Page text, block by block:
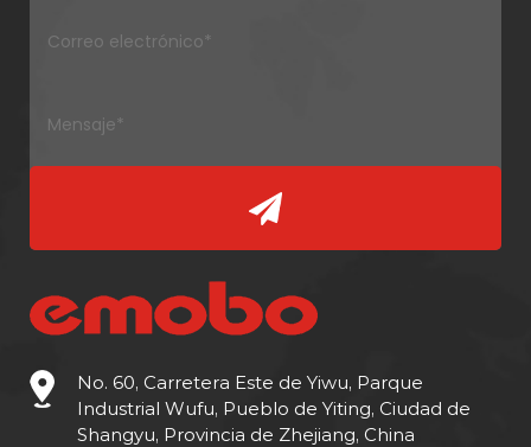
No. 60, Carretera Este de Yiwu, Parque
Industrial Wufu, Pueblo de Yiting, Ciudad de
Shangyu, Provincia de Zhejiang, China